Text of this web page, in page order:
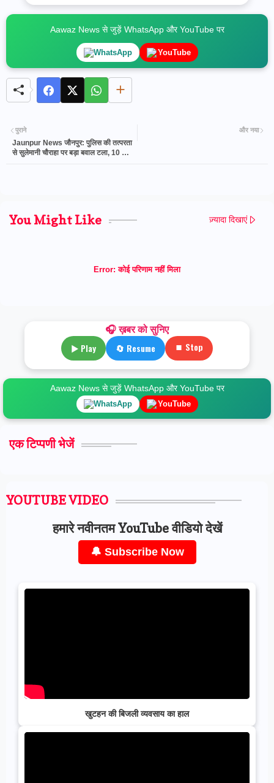
Aawaz News से जुड़ें WhatsApp और YouTube पर
WhatsApp YouTube
और नया
पुराने
Jaunpur News जौनपुर: पुलिस की तत्परता
से सुलेमानी चौराहा पर बड़ा बवाल टला, 10 लाख
You Might Like ज़्यादा दिखाएं
Error: कोई परिणाम नहीं मिला
🎧 ख़बर को सुनिए
▶ Play 🔄 Resume ⏹ Stop
Aawaz News से जुड़ें WhatsApp और YouTube पर
WhatsApp YouTube
एक टिप्पणी भेजें
YOUTUBE VIDEO
हमारे नवीनतम YouTube वीडियो देखें
🔔 Subscribe Now
खुटहन की बिजली व्यवसाय का हाल